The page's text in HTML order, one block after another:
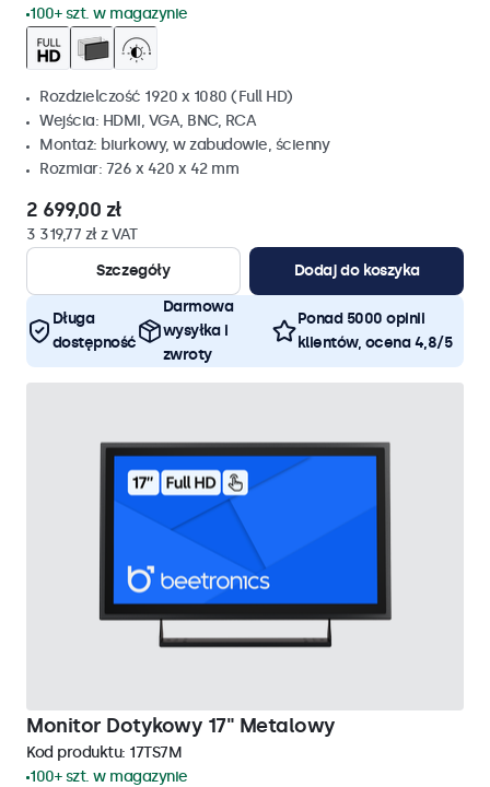
100+ szt. w magazynie
Rozdzielczość 1920 x 1080 (Full HD)
Wejścia: HDMI, VGA, BNC, RCA
Montaż: biurkowy, w zabudowie, ścienny
Rozmiar: 726 x 420 x 42 mm
2 699,00 zł
3 319,77 zł z VAT
Szczegóły
Dodaj do koszyka
Długa
dostępność
Darmowa
wysyłka i
zwroty
Ponad 5000 opinii
klientów, ocena 4,8/5
Monitor Dotykowy 17" Metalowy
Kod produktu: 17TS7M
100+ szt. w magazynie